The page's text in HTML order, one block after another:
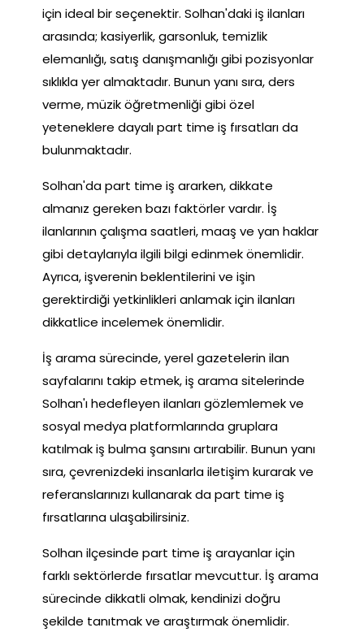
için ideal bir seçenektir. Solhan'daki iş ilanları
arasında; kasiyerlik, garsonluk, temizlik
elemanlığı, satış danışmanlığı gibi pozisyonlar
sıklıkla yer almaktadır. Bunun yanı sıra, ders
verme, müzik öğretmenliği gibi özel
yeteneklere dayalı part time iş fırsatları da
bulunmaktadır.
Solhan'da part time iş ararken, dikkate
almanız gereken bazı faktörler vardır. İş
ilanlarının çalışma saatleri, maaş ve yan haklar
gibi detaylarıyla ilgili bilgi edinmek önemlidir.
Ayrıca, işverenin beklentilerini ve işin
gerektirdiği yetkinlikleri anlamak için ilanları
dikkatlice incelemek önemlidir.
İş arama sürecinde, yerel gazetelerin ilan
sayfalarını takip etmek, iş arama sitelerinde
Solhan'ı hedefleyen ilanları gözlemlemek ve
sosyal medya platformlarında gruplara
katılmak iş bulma şansını artırabilir. Bunun yanı
sıra, çevrenizdeki insanlarla iletişim kurarak ve
referanslarınızı kullanarak da part time iş
fırsatlarına ulaşabilirsiniz.
Solhan ilçesinde part time iş arayanlar için
farklı sektörlerde fırsatlar mevcuttur. İş arama
sürecinde dikkatli olmak, kendinizi doğru
şekilde tanıtmak ve araştırmak önemlidir.